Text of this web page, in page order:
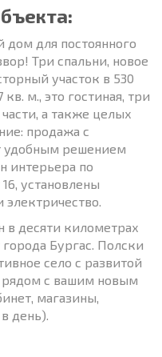
для постоянного
Три спальни, новое
участок в 530
м., это гостиная, три
а также целых
продажа с
удобным решением
интерьера по
установлены
в десяти километрах
Бургас. Полски
село с развитой
рядом с вашим новым
магазины,
день).